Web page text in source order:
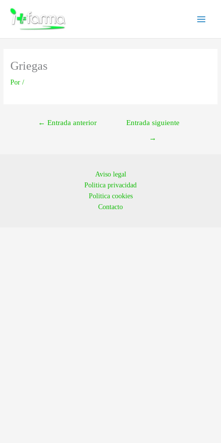
contenido
Griegas
Por/
← Entrada anterior
Entrada siguiente
→
Aviso legal
Politica privacidad
Politica cookies
Contacto